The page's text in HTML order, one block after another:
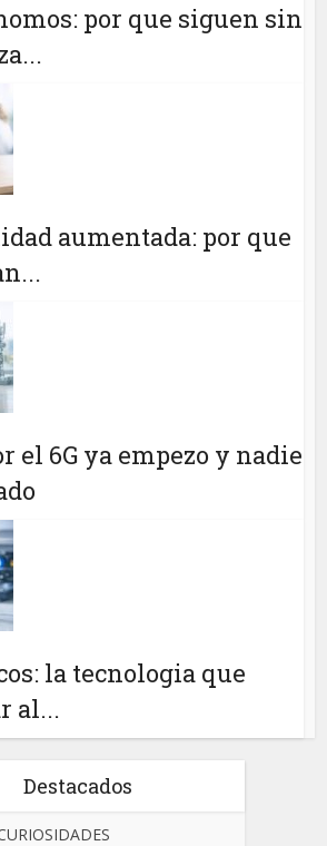
por que siguen sin
aumentada: por que
el 6G ya empezo y nadie
la tecnologia que
al...
Destacados